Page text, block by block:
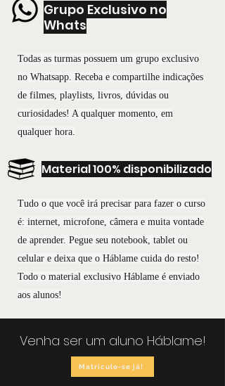
Grupo Exclusivo no
Whats
Todas as turmas possuem um grupo exclusivo
no Whatsapp. Receba e compartilhe indicações
de filmes, playlists, livros, dúvidas ou
curiosidades! A qualquer momento, em
qualquer hora.
Material 100% disponibilizado
Tudo o que você irá precisar para fazer o curso
é: internet, microfone, câmera e muita vontade
de aprender. Pegue seu notebook, tablet ou
celular e deixa que o Háblame cuida do resto!
Todo o material exclusivo Háblame é enviado
aos alunos!
Venha ser um aluno Háblame!
Matricule-se já!